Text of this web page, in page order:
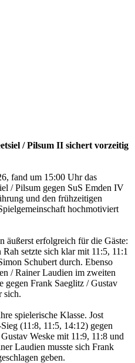
/ Pilsum II sichert vorzeitig
fand um 15:00 Uhr das
/ Pilsum gegen SuS Emden IV
und den frühzeitigen
hochmotiviert
äußerst erfolgreich für die Gäste:
setzte sich klar mit 11:5, 11:1
Schubert durch. Ebenso
/ Rainer Laudien im zweiten
gegen Frank Saeglitz / Gustav
sich.
spielerische Klasse. Jost
(11:8, 11:5, 14:12) gegen
Weske mit 11:9, 11:8 und
Laudien musste sich Frank
geben.